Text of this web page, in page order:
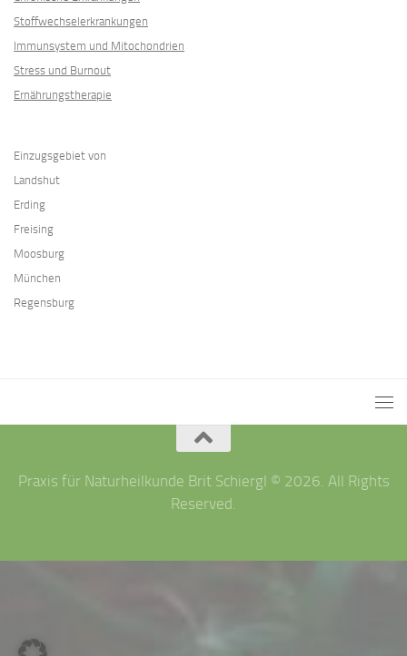
Stoffwechselerkrankungen
Immunsystem und Mitochondrien
Stress und Burnout
Ernährungstherapie
Einzugsgebiet von
Landshut
Erding
Freising
Moosburg
München
Regensburg
Praxis für Naturheilkunde Brit Schiergl © 2026. All Rights
Reserved.